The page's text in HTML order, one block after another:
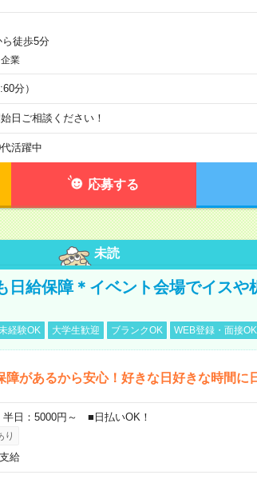
徒歩5分
業
分）
ご相談ください！
活躍中
応募する
未読
日給保障＊イベント会場でイスや
経験OK 大学生歓迎 ブランクOK WEB登録・面接OK
障があるから安心！好きな日好きな時間に
日：5000円～ ■日払いOK！
り
給